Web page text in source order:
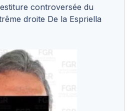
controversée du
droite De la Espriella